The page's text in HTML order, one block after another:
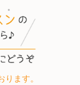
ます。